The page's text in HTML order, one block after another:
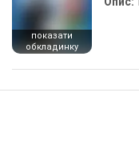
показати
обкладинку